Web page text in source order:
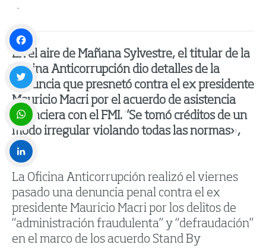
En el aire de Mañana Sylvestre, el titular de la
Oficina Anticorrupción dio detalles de la
denuncia que presnetó contra el ex presidente
Mauricio Macri por el acuerdo de asistencia
financiera con el FMI. “Se tomó créditos de un
modo irregular violando todas las normas»,
dijo.
La Oficina Anticorrupción realizó el viernes
pasado una denuncia penal contra el ex
presidente Mauricio Macri por los delitos de
“administración fraudulenta” y “defraudación”
en el marco de los acuerdo Stand By
Facebook
Twitter
WhatsApp
LinkedIn